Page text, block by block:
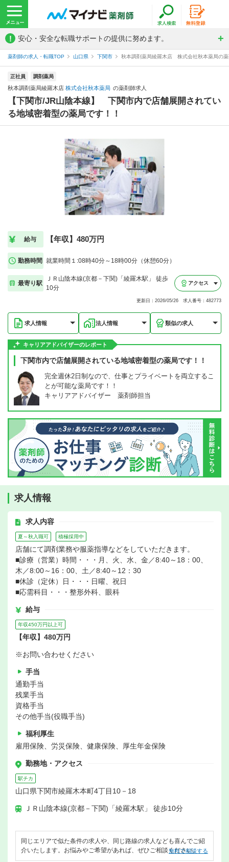
! 安心・安全な転職サポートの提供に努めます。
薬剤師の求人・転職TOP 山口県 下関市 秋本調剤薬局綾羅木店 株式会社秋本薬局の
正社員 調剤薬局
秋本調剤薬局綾羅木店 株式会社秋本薬局 の薬剤師求人
【下関市/JR山陰本線】 下関市内で店舗展開されてい
る地域密着型の薬局です！！
給与 【年収】480万円
勤務時間 就業時間１:08時40分～18時00分（休憩60分）
最寄り駅
ＪＲ山陰本線(京都－下関)「綾羅木駅」 徒歩
10分
アクセス
更新日：2026/05/26 求人番号：482773
求人情報 法人情報 類似の求人
キャリアアドバイザーのレポート
下関市内で店舗展開されている地域密着型の薬局です！！
完全週休2日制なので、仕事とプライベートを両立するこ
とが可能な薬局です！！
キャリアアドバイザー 薬剤師担当
求人情報
求人内容
夏～秋入職可 積極採用中
店舗にて調剤業務や服薬指導などをしていただきます。
■診療（営業）時間・・・月、火、水、金／8:40～18：00、
木／8:00～16：00、土／8:40～12：30
■休診（定休）日・・・日曜、祝日
■応需科目・・・整形外科、眼科
給与
年収450万円以上可
【年収】480万円
※お問い合わせください
手当
通勤手当
残業手当
資格手当
その他手当(役職手当)
福利厚生
雇用保険、労災保険、健康保険、厚生年金保険
勤務地・アクセス
駅チカ
山口県下関市綾羅木本町4丁目10－18
ＪＲ山陰本線(京都－下関)「綾羅木駅」 徒歩10分
同じエリアで似た条件の求人や、同じ路線の求人なども喜んでご紹
介いたします。お悩みやご希望があれば、ぜひご相談ください。
無料で相談する